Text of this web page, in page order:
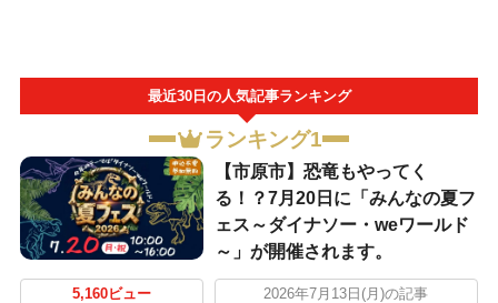
最近30日の人気記事ランキング
ランキング1
【市原市】恐竜もやってく
る！？7月20日に「みんなの夏フ
ェス～ダイナソー・weワールド
～」が開催されます。
5,160ビュー 2026年7月13日(月)の記事